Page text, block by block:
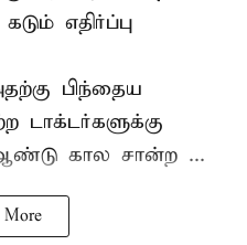
எதிர்ப்பு
பிந்தைய
டாக்டர்களுக்கு
கால சான்ற ...